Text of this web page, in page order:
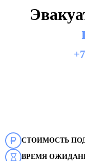
СТОИМОСТЬ
ВРЕМЯ